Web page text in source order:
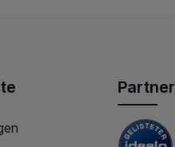
Partner